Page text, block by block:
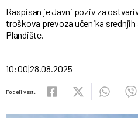
Raspisan je Javni poziv za
troškova prevoza učenika
Plandište.
10:00 28.08.2025
Podeli vest: